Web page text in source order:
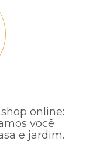
online:
você
e jardim.